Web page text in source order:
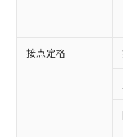
接点定格
ご利
以下の条
対応
非含有に
対応予定
有に対応
対応予定
非含有に